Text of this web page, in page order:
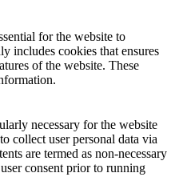
for the website to
includes cookies that ensures
of the website. These
necessary for the website
collect user personal data via
are termed as non-necessary
consent prior to running